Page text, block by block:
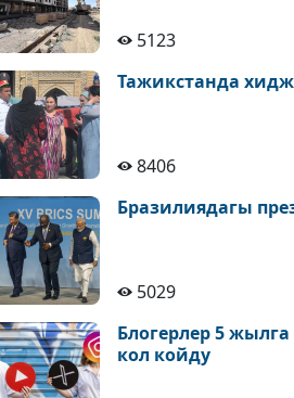
5123
Тажикстанда
8406
Бразилиядагы
5029
Блогерлер 5
кол койду